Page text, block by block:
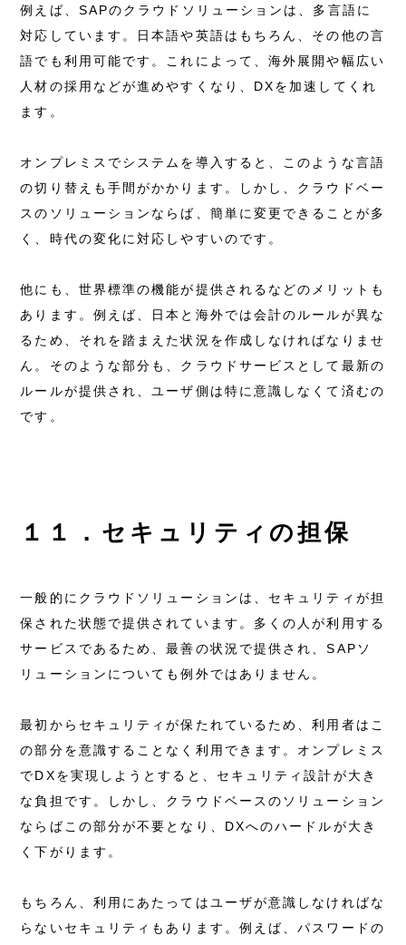
例えば、SAPのクラウドソリューションは、多言語に
対応しています。日本語や英語はもちろん、その他の言
語でも利用可能です。これによって、海外展開や幅広い
人材の採用などが進めやすくなり、DXを加速してくれ
ます。
オンプレミスでシステムを導入すると、このような言語
の切り替えも手間がかかります。しかし、クラウドベー
スのソリューションならば、簡単に変更できることが多
く、時代の変化に対応しやすいのです。
他にも、世界標準の機能が提供されるなどのメリットも
あります。例えば、日本と海外では会計のルールが異な
るため、それを踏まえた状況を作成しなければなりませ
ん。そのような部分も、クラウドサービスとして最新の
ルールが提供され、ユーザ側は特に意識しなくて済むの
です。
１１．セキュリティの担保
一般的にクラウドソリューションは、セキュリティが担
保された状態で提供されています。多くの人が利用する
サービスであるため、最善の状況で提供され、SAPソ
リューションについても例外ではありません。
最初からセキュリティが保たれているため、利用者はこ
の部分を意識することなく利用できます。オンプレミス
でDXを実現しようとすると、セキュリティ設計が大き
な負担です。しかし、クラウドベースのソリューション
ならばこの部分が不要となり、DXへのハードルが大き
く下がります。
もちろん、利用にあたってはユーザが意識しなければな
らないセキュリティもあります。例えば、パスワードの